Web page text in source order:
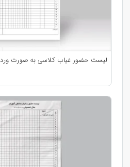
لیست حضور غیاب کلاسی به صورت ورد